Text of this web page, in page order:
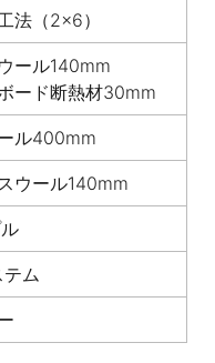
法（2×6）
ール140mm
ード断熱材30mm
ル400mm
ウール140mm
ム